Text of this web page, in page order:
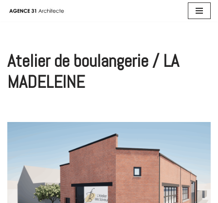
Atelier de boulangerie / LA
MADELEINE